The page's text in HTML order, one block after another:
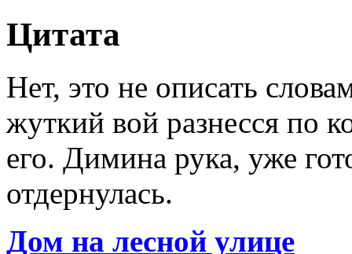
Цитата
Нет, это не описать
жуткий вой разнесся по
его. Димина рука, уже
отдернулась.
Дом на лесной улице